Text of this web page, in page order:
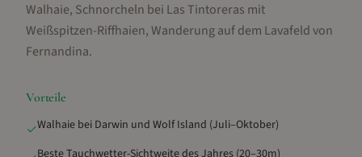
Walhaie, Schnorcheln bei Las Tintoreras mit
Weißspitzen-Riffhaien, Wanderung auf dem Lavafeld von
Fernandina.
Vorteile
✓Walhaie bei Darwin und Wolf Island (Juli–Oktober)
Beste Tauchwetter-Sichtweite des Jahres (20–30m)